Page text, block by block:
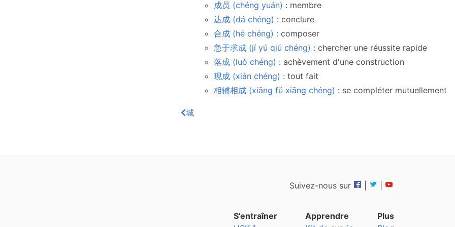
成员 (chéng yuán) : membre
达成 (dá chéng) : conclure
合成 (hé chéng) : composer
急于求成 (jí yú qiú chéng) : chercher une réussite rapide
落成 (luò chéng) : achèvement d'une construction
现成 (xiàn chéng) : tout fait
相辅相成 (xiāng fǔ xiāng chéng) : se compléter mutuellement
城
Suivez-nous sur
S'entraîner
Apprendre
Plus